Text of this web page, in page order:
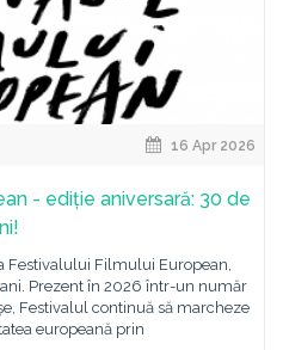
16 Apr 2026
- ediție aniversară: 30 de
Festivalului Filmului European,
Prezent în 2026 într-un număr
Festivalul continuă să marcheze
europeană prin